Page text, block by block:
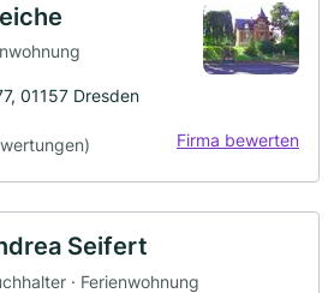
01157 Dresden
Firma bewerten
Seifert
· Ferienwohnung